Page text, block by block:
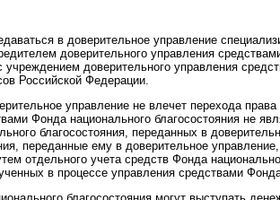
в доверительное управление
доверительного управления
доверительного управления
Российской Федерации.
управление не влечет перехода
Фонда национального благосостояния не
благосостояния, переданных в
переданные ему в доверительное
отдельного учета средств Фонда
в процессе управления средствами Фонда